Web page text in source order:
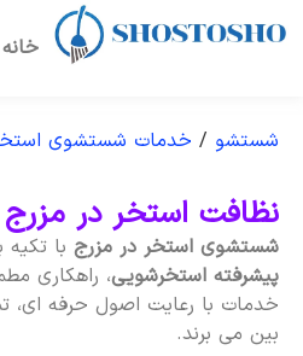
خانه
شستشو / خدمات شستشوی
نظافت استخر در مزرج
شستشوی استخر در مزرج با تکیه
پیشرفته استخرشویی، راهکاری
خدمات با رعایت اصول حرفه ای،
بین می برند.